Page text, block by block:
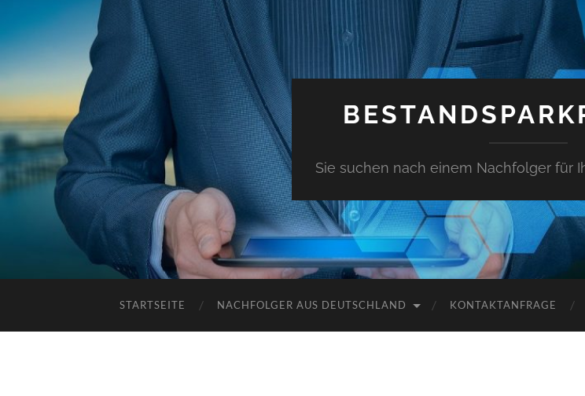
Sie suchen nach einem Nachfolger für
STARTSEITE NACHFOLGER AUS DEUTSCHLAND KONTAKTANFRAGE